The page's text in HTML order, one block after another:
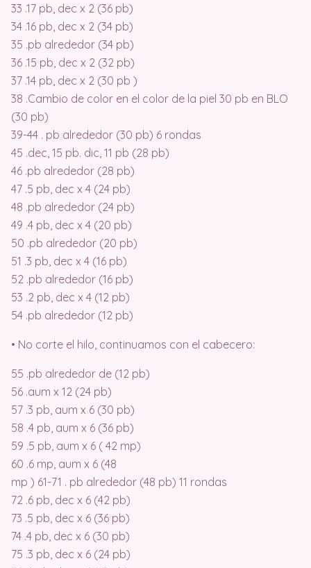
33 .17 pb, dec x 2 (36 pb)
34 .16 pb, dec x 2 (34 pb)
35 .pb alrededor (34 pb)
36 .15 pb, dec x 2 (32 pb)
37 .14 ​​pb, dec x 2 (30 pb )
38 .Cambio de color en el color de la piel 30 pb en BLO
(30 pb)
39-44 . pb alrededor (30 pb) 6 rondas
45 .dec, 15 pb. dic, 11 pb (28 pb)
46 .pb alrededor (28 pb)
47 .5 pb, dec x 4 (24 pb)
48 .pb alrededor (24 pb)
49 .4 pb, dec x 4 (20 pb)
50 .pb alrededor (20 pb)
51 .3 pb, dec x 4 (16 pb)
52 .pb alrededor (16 pb)
53 .2 pb, dec x 4 (12 pb)
54 .pb alrededor (12 pb)
• No corte el hilo, continuamos con el cabecero:
55 .pb alrededor de (12 pb)
56 .aum x 12 (24 pb)
57 .3 pb, aum x 6 (30 pb)
58 .4 pb, aum x 6 (36 pb)
59 .5 pb, aum x 6 ( 42 mp)
60 .6 mp, aum x 6 (48
mp ) 61-71 . pb alrededor (48 pb) 11 rondas
72 .6 pb, dec x 6 (42 pb)
73 .5 pb, dec x 6 (36 pb)
74 .4 pb, dec x 6 (30 pb)
75 .3 pb, dec x 6 (24 pb)